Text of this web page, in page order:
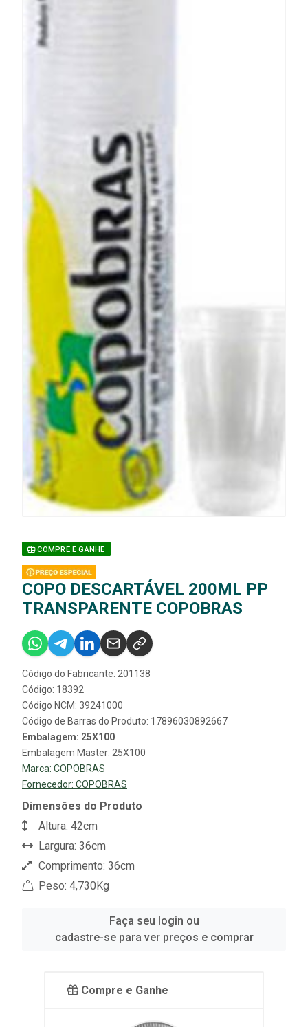
COMPRE E GANHE
COPO DESCARTÁVEL 200ML PP
TRANSPARENTE COPOBRAS
Código do Fabricante: 201138
Código: 18392
Código NCM: 39241000
Código de Barras do Produto: 17896030892667
Embalagem: 25X100
Embalagem Master: 25X100
Marca: COPOBRAS
Fornecedor: COPOBRAS
Dimensões do Produto
Altura: 42cm
Largura: 36cm
Comprimento: 36cm
Peso: 4,730Kg
Faça seu login ou
cadastre-se para ver preços e comprar
Compre e Ganhe